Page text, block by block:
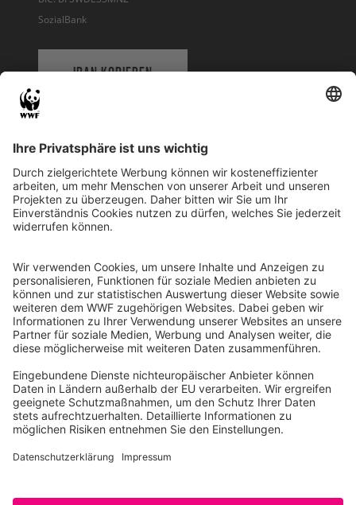
SozialBank
IBAN KOPIEREN
WWF Deutschland
Reinhardtstr. 18
10117 Berlin
Ihre Spende kann steuerlich geltend gemacht werden
Registriert als Stiftung WWF Deutschland, Senatsverwaltung für
Justiz Berlin, Az: 3416/976/2
Umsatzsteuer-Identifikationsnummer: DE 114236103
Freistellungsbescheid: Als gemeinnützige Körperschaft befreit
von der Körperschaftssteuer gem. §5 I 9 KStg. unter der
Steuernummer 27/641/09321